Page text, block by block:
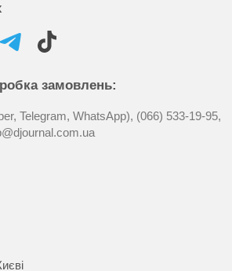
замовлень:
Telegram, WhatsApp), (066) 533-19-95,